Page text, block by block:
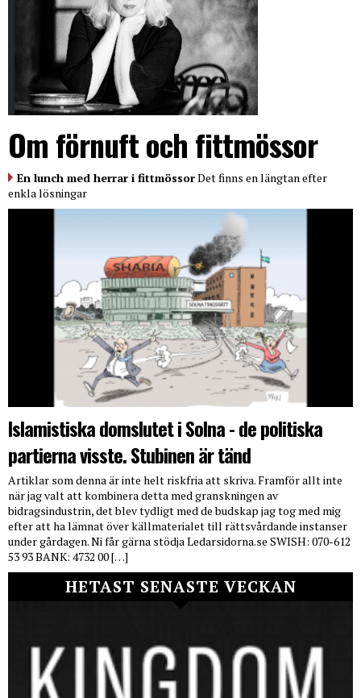
Om förnuft och fittmössor
En lunch med herrar i fittmössorDet finns en längtan efter
enkla lösningar
Islamistiska domslutet i Solna - de politiska
partierna visste. Stubinen är tänd
Artiklar som denna är inte helt riskfria att skriva. Framför allt inte
när jag valt att kombinera detta med granskningen av
bidragsindustrin, det blev tydligt med de budskap jag tog med mig
efter att ha lämnat över källmaterialet till rättsvårdande instanser
under gårdagen. Ni får gärna stödja Ledarsidorna.se SWISH: 070-612
53 93 BANK: 4732 00 […]
HETAST SENASTE VECKAN